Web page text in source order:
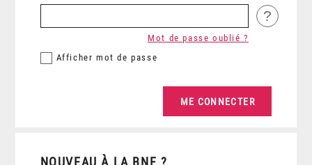
?
Afficher mot de passe
Mot de passe oublié ?